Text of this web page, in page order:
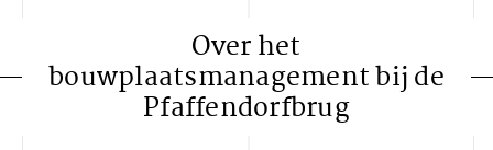
Over het
bouwplaatsmanagement bij de
Pfaffendorfbrug